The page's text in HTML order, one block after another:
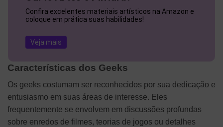
Confira excelentes materiais artísticos na Amazon e
coloque em prática suas habilidades!
Veja mais
Características dos Geeks
Os geeks costumam ser reconhecidos por sua dedicação e
entusiasmo em suas áreas de interesse. Eles
frequentemente se envolvem em discussões profundas
sobre enredos de filmes, teorias de jogos ou detalhes